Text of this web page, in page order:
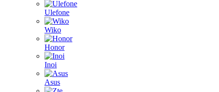
Ulefone
Wiko
Honor
Inoi
Asus